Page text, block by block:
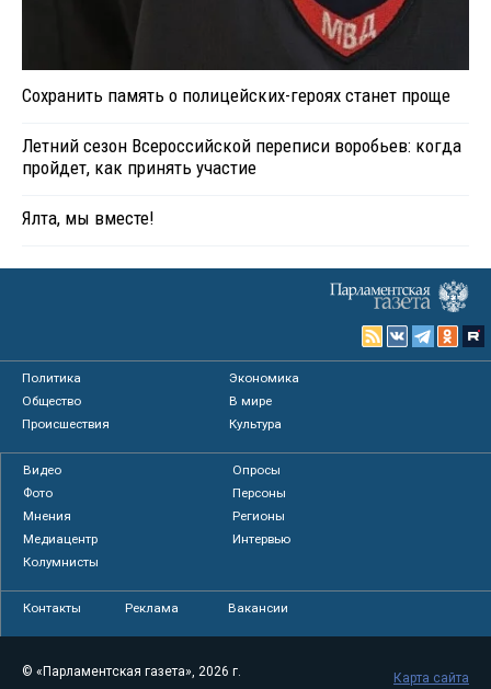
Сохранить память о полицейских-героях станет проще
Летний сезон Всероссийской переписи воробьев: когда
пройдет, как принять участие
Ялта, мы вместе!
Политика
Экономика
Общество
В мире
Происшествия
Культура
Видео
Опросы
Фото
Персоны
Мнения
Регионы
Медиацентр
Интервью
Колумнисты
Контакты Реклама Вакансии
© «Парламентская газета», 2026 г.
Карта сайта